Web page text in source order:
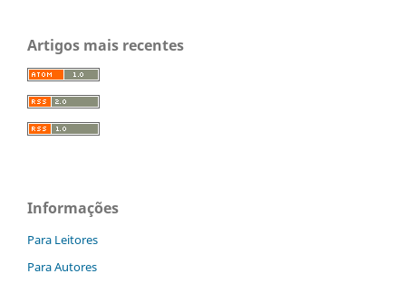
Artigos mais recentes
Informações
Para Leitores
Para Autores